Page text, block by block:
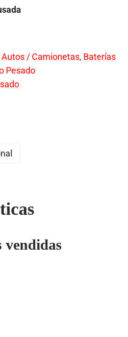
Autos / Camionetas, Baterías
Pesado
vendidas